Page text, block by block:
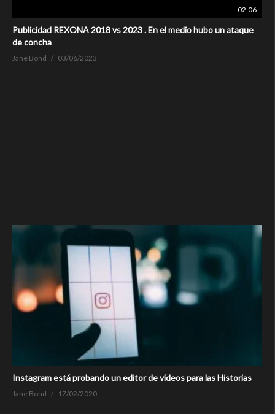
02:06
Publicidad REXONA 2018 vs 2023 . En el medio hubo un ataque
de concha
Jane Bond 03/06/2023
Instagram está probando un editor de vídeos para las Historias
Jane Bond 17/02/2020